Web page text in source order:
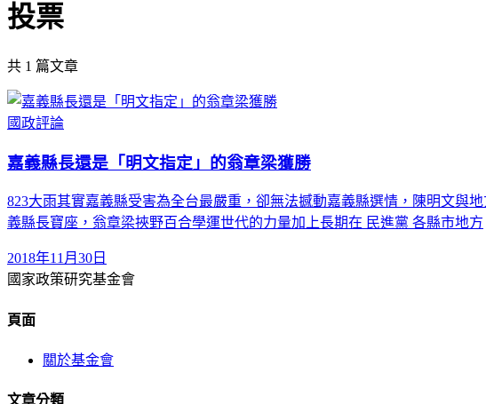
投票
共 1 篇文章
國政評論
嘉義縣長還是「明文指定」的翁章梁獲勝
823大雨其實嘉義縣受害為全台最嚴重，卻無法撼動嘉義縣選情，陳明文與
義縣長寶座，翁章梁挾野百合學運世代的力量加上長期在 民進黨 各縣市地方
2018年11月30日
國家政策研究基金會
頁面
關於基金會
文章分類